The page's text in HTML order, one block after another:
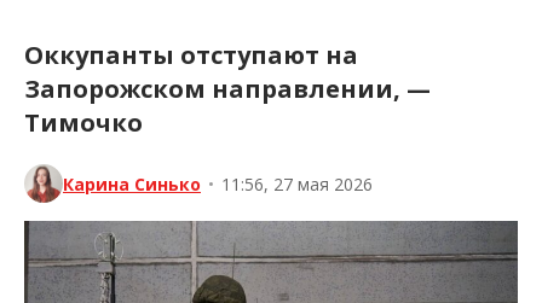
Оккупанты отступают на
Запорожском направлении, —
Тимочко
Карина Синько • 11:56, 27 мая 2026